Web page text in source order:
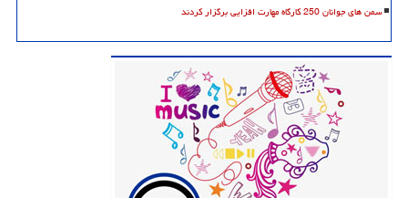
سمن های جوانان 250 کارگاه مهارت افزایی برگزار کردند